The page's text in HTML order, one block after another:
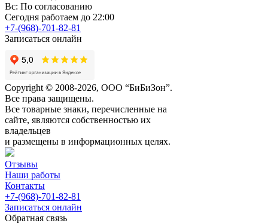
Вс: По согласованию
Сегодня работаем до 22:00
+7-(968)-701-82-81
Записаться онлайн
Copyright © 2008-2026, ООО “БиБиЗон”.
Все права защищены.
Все товарные знаки, перечисленные на
сайте, являются собственностью их
владельцев
и размещены в информационных целях.
Отзывы
Наши работы
Контакты
+7-(968)-701-82-81
Записаться онлайн
Обратная связь